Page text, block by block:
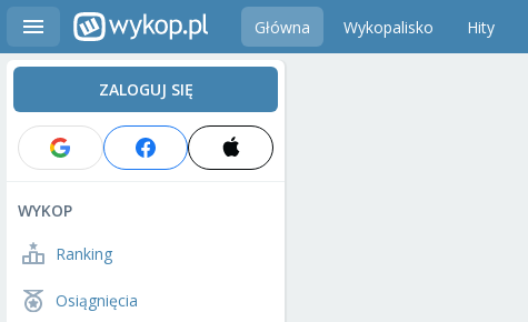
Główna Wykopalisko Hity
ZALOGUJ SIĘ
WYKOP
Ranking
Osiągnięcia